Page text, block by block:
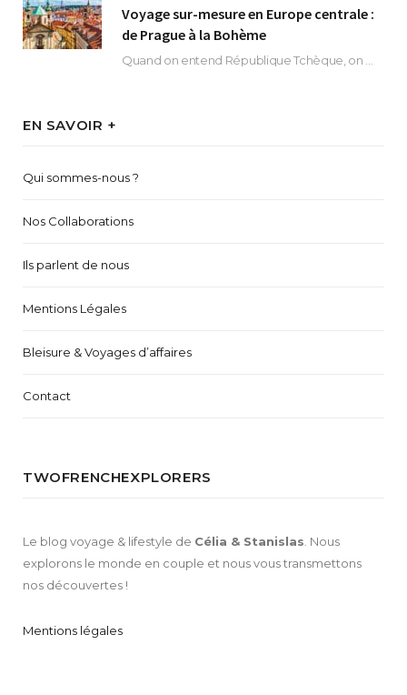
Voyage sur-mesure en Europe centrale :
de Prague à la Bohème
EN SAVOIR +
Qui sommes-nous ?
Nos Collaborations
Ils parlent de nous
Mentions Légales
Bleisure & Voyages d’affaires
Contact
TWOFRENCHEXPLORERS
Le blog voyage & lifestyle de Célia & Stanislas . Nous
explorons le monde en couple et nous vous transmettons
nos découvertes !
Mentions légales